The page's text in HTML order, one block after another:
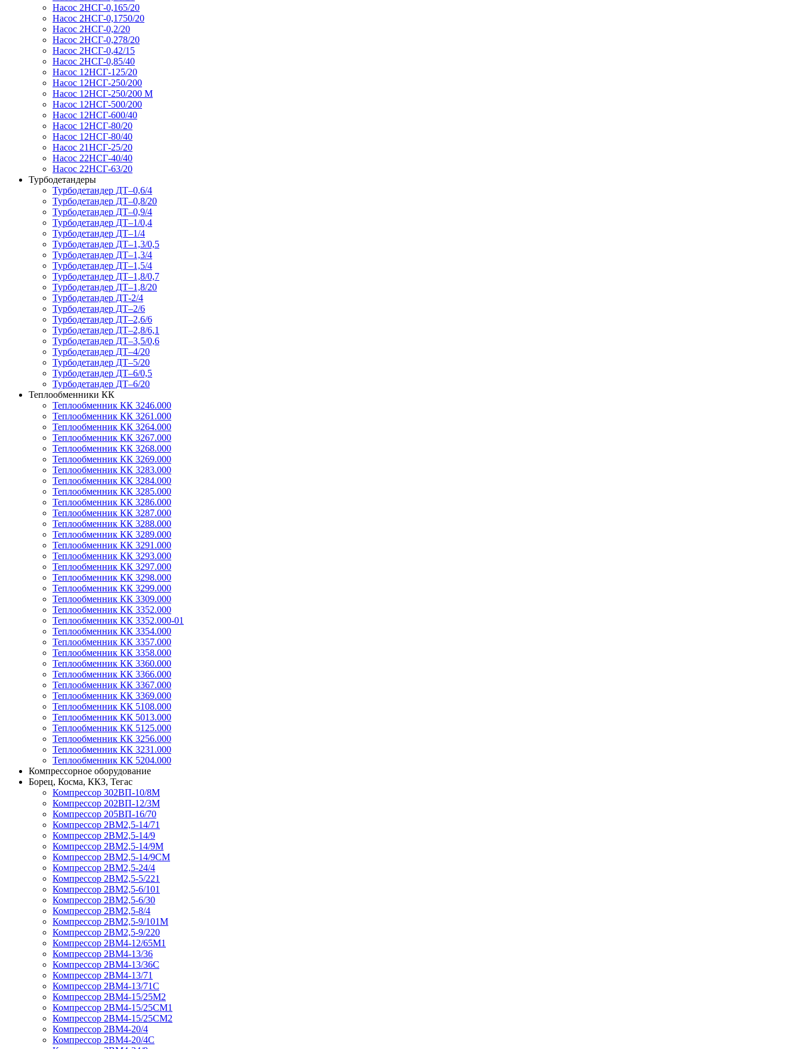
Насос 2НСГ-0,165/20
Насос 2НСГ-0,1750/20
Насос 2НСГ-0,2/20
Насос 2НСГ-0,278/20
Насос 2НСГ-0,42/15
Насос 2НСГ-0,85/40
Насос 12НСГ-125/20
Насос 12НСГ-250/200
Насос 12НСГ-250/200 М
Насос 12НСГ-500/200
Насос 12НСГ-600/40
Насос 12НСГ-80/20
Насос 12НСГ-80/40
Насос 21НСГ-25/20
Насос 22НСГ-40/40
Насос 22НСГ-63/20
Турбодетандеры
Турбодетандер ДТ–0,6/4
Турбодетандер ДТ–0,8/20
Турбодетандер ДТ–0,9/4
Турбодетандер ДТ–1/0,4
Турбодетандер ДТ–1/4
Турбодетандер ДТ–1,3/0,5
Турбодетандер ДТ–1,3/4
Турбодетандер ДТ–1,5/4
Турбодетандер ДТ–1,8/0,7
Турбодетандер ДТ–1,8/20
Турбодетандер ДТ-2/4
Турбодетандер ДТ–2/6
Турбодетандер ДТ–2,6/6
Турбодетандер ДТ–2,8/6,1
Турбодетандер ДТ–3,5/0,6
Турбодетандер ДТ–4/20
Турбодетандер ДТ–5/20
Турбодетандер ДТ–6/0,5
Турбодетандер ДТ–6/20
Теплообменники КК
Теплообменник КК 3246.000
Теплообменник КК 3261.000
Теплообменник КК 3264.000
Теплообменник КК 3267.000
Теплообменник КК 3268.000
Теплообменник КК 3269.000
Теплообменник КК 3283.000
Теплообменник КК 3284.000
Теплообменник КК 3285.000
Теплообменник КК 3286.000
Теплообменник КК 3287.000
Теплообменник КК 3288.000
Теплообменник КК 3289.000
Теплообменник КК 3291.000
Теплообменник КК 3293.000
Теплообменник КК 3297.000
Теплообменник КК 3298.000
Теплообменник КК 3299.000
Теплообменник КК 3309.000
Теплообменник КК 3352.000
Теплообменник КК 3352.000-01
Теплообменник КК 3354.000
Теплообменник КК 3357.000
Теплообменник КК 3358.000
Теплообменник КК 3360.000
Теплообменник КК 3366.000
Теплообменник КК 3367.000
Теплообменник КК 3369.000
Теплообменник КК 5108.000
Теплообменник КК 5013.000
Теплообменник КК 5125.000
Теплообменник КК 3256.000
Теплообменник КК 3231.000
Теплообменник КК 5204.000
Компрессорное оборудование
Борец, Косма, ККЗ, Тегас
Компрессор 302ВП-10/8М
Компрессор 202ВП-12/3М
Компрессор 205ВП-16/70
Компрессор 2ВМ2,5-14/71
Компрессор 2ВМ2,5-14/9
Компрессор 2ВМ2,5-14/9М
Компрессор 2ВМ2,5-14/9СМ
Компрессор 2ВМ2,5-24/4
Компрессор 2ВМ2,5-5/221
Компрессор 2ВМ2,5-6/101
Компрессор 2ВМ2,5-6/30
Компрессор 2ВМ2,5-8/4
Компрессор 2ВМ2,5-9/101М
Компрессор 2ВМ2,5-9/220
Компрессор 2ВМ4-12/65М1
Компрессор 2ВМ4-13/36
Компрессор 2ВМ4-13/36С
Компрессор 2ВМ4-13/71
Компрессор 2ВМ4-13/71С
Компрессор 2ВМ4-15/25М2
Компрессор 2ВМ4-15/25СМ1
Компрессор 2ВМ4-15/25СМ2
Компрессор 2ВМ4-20/4
Компрессор 2ВМ4-20/4С